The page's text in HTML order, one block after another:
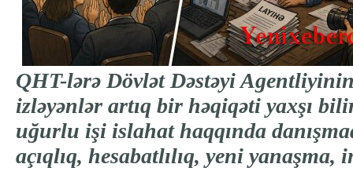
QHT-lərə Dövlət Dəstəyi
izləyənlər artıq bir həqiqəti yaxşı
uğurlu işi islahat haqqında
açıqlıq, hesabatlılıq, yeni